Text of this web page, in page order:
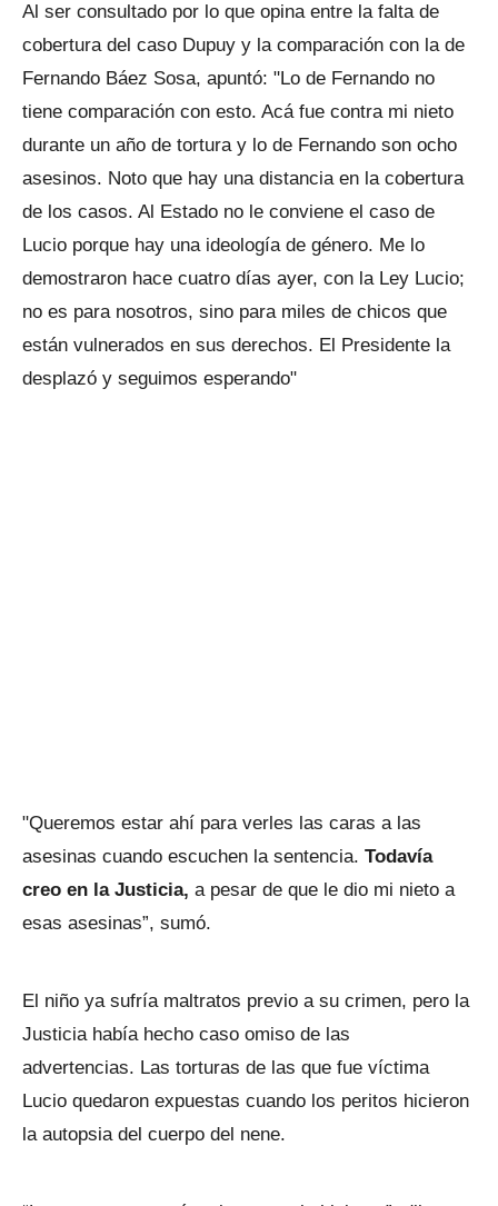
Al ser consultado por lo que opina entre la falta de
cobertura del caso Dupuy y la comparación con la de
Fernando Báez Sosa, apuntó: "Lo de Fernando no
tiene comparación con esto. Acá fue contra mi nieto
durante un año de tortura y lo de Fernando son ocho
asesinos. Noto que hay una distancia en la cobertura
de los casos. Al Estado no le conviene el caso de
Lucio porque hay una ideología de género. Me lo
demostraron hace cuatro días ayer, con la Ley Lucio;
no es para nosotros, sino para miles de chicos que
están vulnerados en sus derechos. El Presidente la
desplazó y seguimos esperando"
"Queremos estar ahí para verles las caras a las
asesinas cuando escuchen la sentencia. Todavía
creo en la Justicia, a pesar de que le dio mi nieto a
esas asesinas”, sumó.
El niño ya sufría maltratos previo a su crimen, pero la
Justicia había hecho caso omiso de las
advertencias. Las torturas de las que fue víctima
Lucio quedaron expuestas cuando los peritos hicieron
la autopsia del cuerpo del nene.